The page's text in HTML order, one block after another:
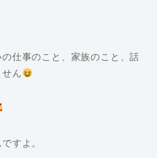
仕事のこと、家族のこと、話
ん
すよ。